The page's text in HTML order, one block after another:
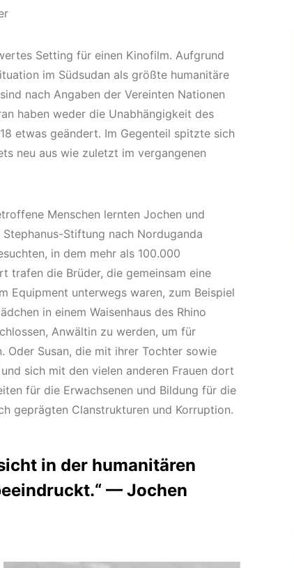
Setting für einen Kinofilm. Aufgrund
im Südsudan als größte humanitäre
nach Angaben der Vereinten Nationen
haben weder die Unabhängigkeit des
etwas geändert. Im Gegenteil spitzte sich
neu aus wie zuletzt im vergangenen
Menschen lernten Jochen und
Stiftung nach Norduganda
in dem mehr als 100.000
trafen die Brüder, die gemeinsam eine
Equipment unterwegs waren, zum Beispiel
in einem Waisenhaus des Rhino
Anwältin zu werden, um für
Oder Susan, die mit ihrer Tochter sowie
sich mit den vielen anderen Frauen dort
für die Erwachsenen und Bildung für die
geprägten Clanstrukturen und Korruption.
in der humanitären
— Jochen